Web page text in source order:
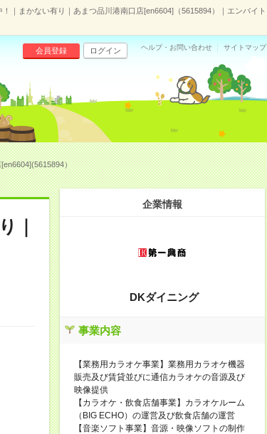
｜まかない有り｜あまつ品川港南口店[en6604]（5615894）｜エンバイト
会員登録 ログイン ヘルプ・お問い合わせ サイトマップ
）
｜
企業情報
DKダイニング
事業内容
【業務用カラオケ事業】業務用カラオケ機器
販売及び賃貸並びに通信カラオケの音源及び
映像提供
【カラオケ・飲食店舗事業】カラオケルーム
（BIG ECHO）の運営及び飲食店舗の運営
【音楽ソフト事業】音源・映像ソフトの制作